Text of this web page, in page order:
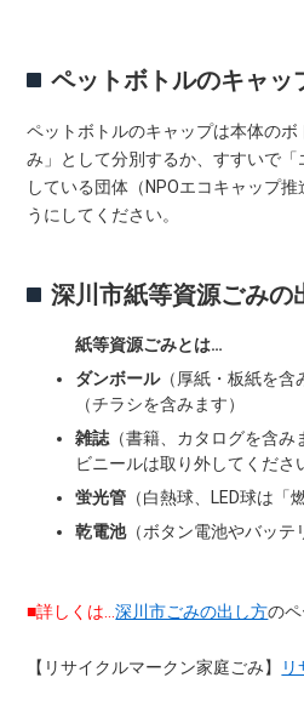
ペットボトルのキャッ
ペットボトルのキャップは本体の
み」として分別するか、すすいで
している団体（NPOエコキャップ
うにしてください。
深川市紙等資源ごみの
紙等資源ごみとは…
ダンボール（厚紙・板紙を含
（チラシを含みます）
雑誌 （書籍、カタログを含
ビニールは取り外してくださ
蛍光管 （白熱球、LED球は「
乾電池（ボタン電池やバッテ
■詳しくは…深川市ごみの出し方のペ
【リサイクルマークン家庭ごみ】